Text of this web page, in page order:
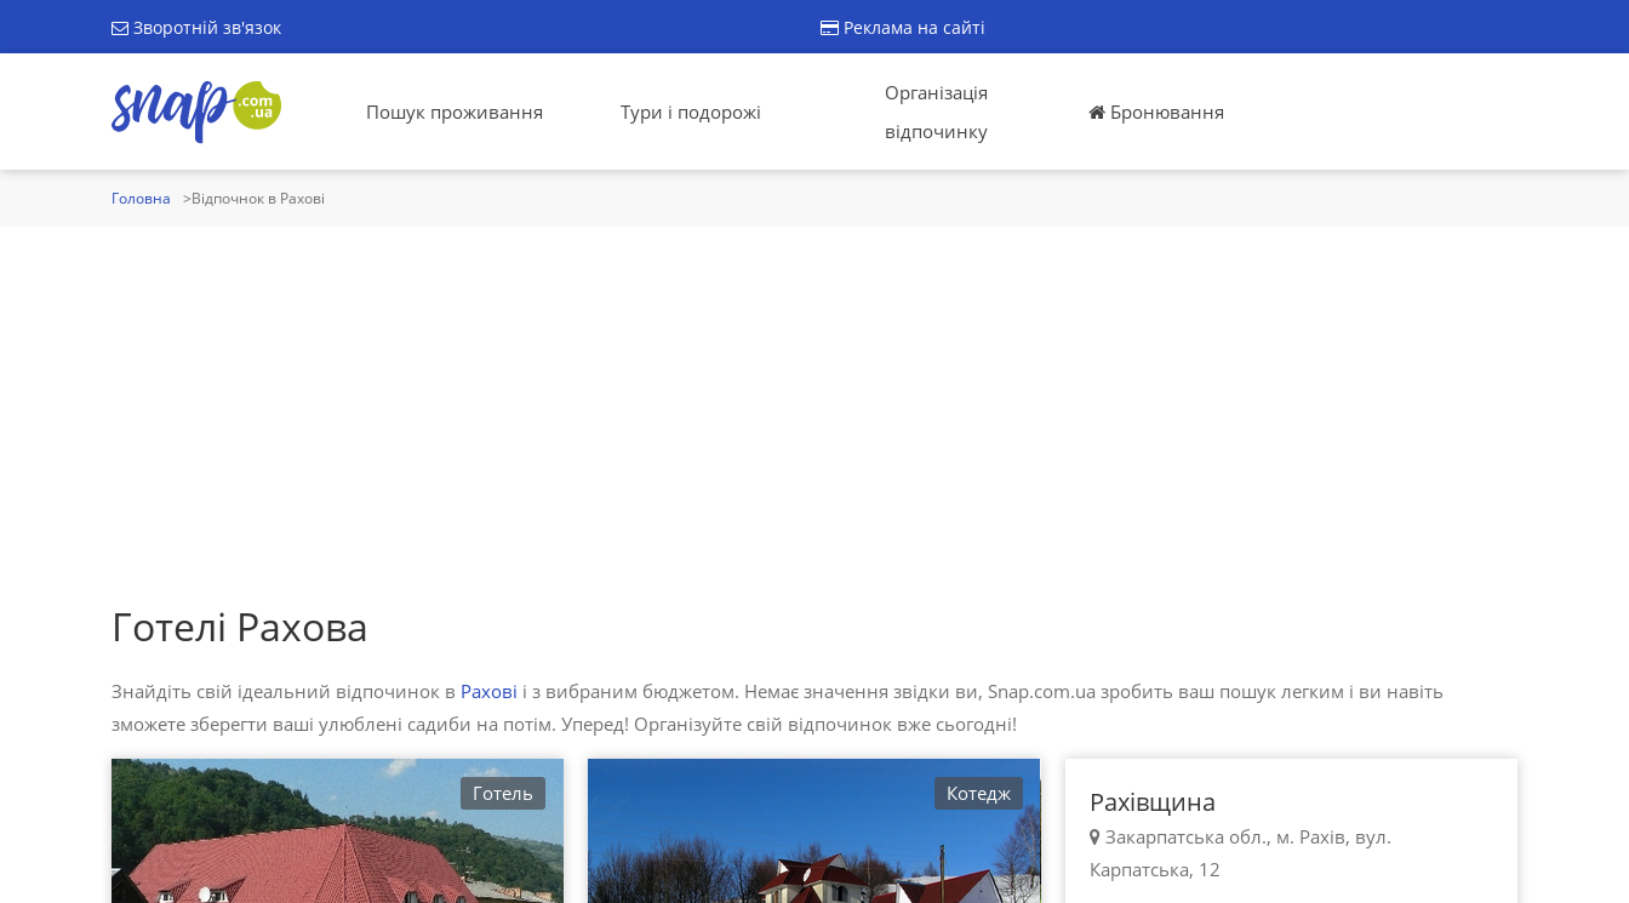
Зворотній зв'язок Реклама на сайті
Пошук проживання Тури і подорожі
Організація
відпочинку
Бронювання
Головна Відпочнок в Рахові
Готелі Рахова
Знайдіть свій ідеальний відпочинок в Рахові і з вибраним бюджетом. Немає значення звідки ви, Snap.com.ua зробить ваш пошук легким і ви навіть
зможете зберегти ваші улюблені садиби на потім. Уперед! Організуйте свій відпочинок вже сьогодні!
Готель Котедж
100 - 450 грн.
Рахів
Рахівщина
Закарпатська обл., м. Рахів, вул.
Карпатська, 12